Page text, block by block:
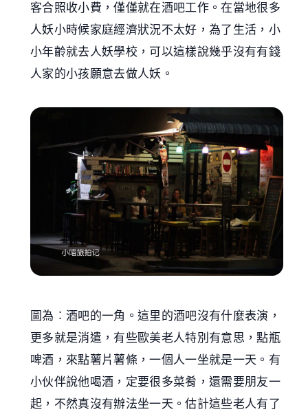
客合照收小費，僅僅就在酒吧工作。在當地很多
人妖小時候家庭經濟狀況不太好，為了生活，小
小年齡就去人妖學校，可以這樣說幾乎沒有有錢
人家的小孩願意去做人妖。
圖為︰酒吧的一角。這里的酒吧沒有什麼表演，
更多就是消遣，有些歐美老人特別有意思，點瓶
啤酒，來點薯片薯條，一個人一坐就是一天。有
小伙伴說他喝酒，定要很多菜肴，還需要朋友一
起，不然真沒有辦法坐一天。估計這些老人有了